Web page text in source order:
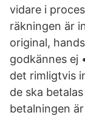
vidare i
räkningen är
original,
godkännes ej
det rimligtvis
de ska
betalningen